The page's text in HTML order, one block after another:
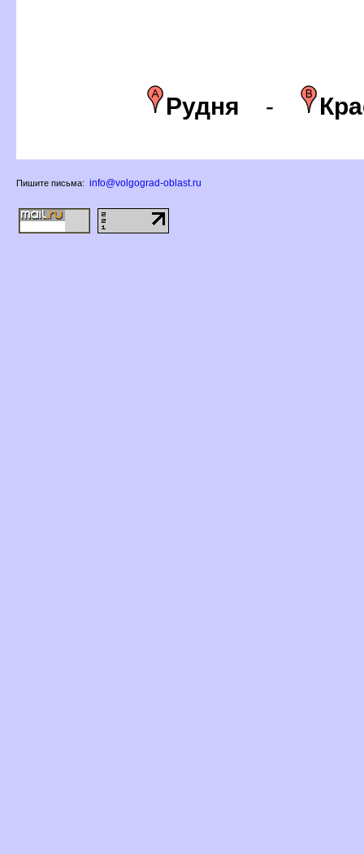
Рудня -
Пишите письма: info@volgograd-oblast.ru